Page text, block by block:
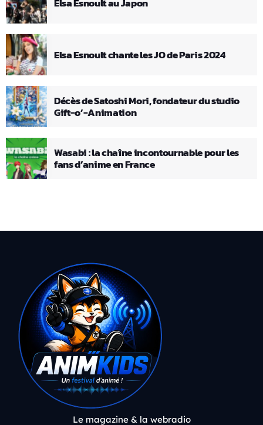
Elsa Esnoult chante les JO de Paris 2024
Décès de Satoshi Mori, fondateur du studio
Gift-o’-Animation
Wasabi : la chaîne incontournable pour les
fans d’anime en France
Le magazine & la webradio